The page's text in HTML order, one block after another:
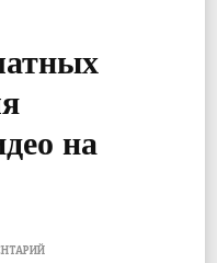
на
К